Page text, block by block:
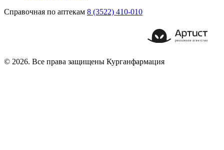
Справочная по аптекам 8 (3522) 410-010
© 2026. Все права защищены Курганфармация